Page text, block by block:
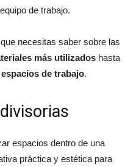
de trabajo.
necesitas saber sobre las
más utilizados hasta
de trabajo.
espacios dentro de una
práctica y estética para